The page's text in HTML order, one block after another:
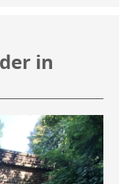
in